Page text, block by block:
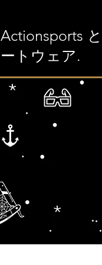
Actionsports
ートウェア.